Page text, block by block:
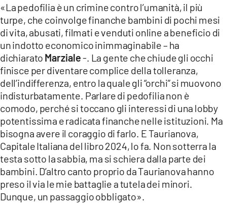
«La pedofilia è un crimine contro l’umanità, il più
turpe, che coinvolge finanche bambini di pochi mesi
di vita, abusati, filmati e venduti online a beneficio di
un indotto economico inimmaginabile – ha
dichiarato Marziale-. La gente che chiude gli occhi
finisce per diventare complice della tolleranza,
dell’indifferenza, entro la quale gli “orchi” si muovono
indisturbatamente. Parlare di pedofilia non è
comodo, perché si toccano gli interessi di una lobby
potentissima e radicata finanche nelle istituzioni. Ma
bisogna avere il coraggio di farlo. E Taurianova,
Capitale Italiana del libro 2024, lo fa. Non sotterra la
testa sotto la sabbia, ma si schiera dalla parte dei
bambini. D’altro canto proprio da Taurianova hanno
preso il via le mie battaglie a tutela dei minori.
Dunque, un passaggio obbligato».